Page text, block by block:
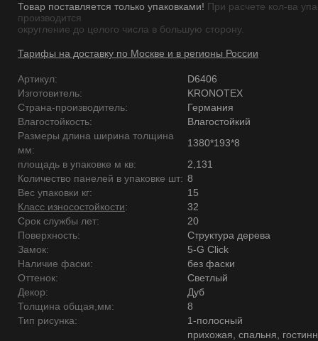
Товар поставляется только упаковками! При расчете кол-ва
производится
округление до целого числа в большую сторону.
Тарифы на доставку по Москве и в регионы России
Артикул:
D6406
Изготовитель:
KRONOTEX
Страна-производитель:
Германия
Влагостойкость:
Влагостойкий
Размеры длина ширина толщина
мм:
1380*193*8
площадь в упаковке м кв:
2,131
Количество панелей в упаковке шт: 8
Вес упаковки кг:
15
Класс износостойкости:
32
Срок службы лет:
20
Поверхность:
Структура дерева
Замок:
5-G Click
Наличие фаски:
без фаски
Оттенок:
Светлый
Декор:
Дуб
Толщина общая,мм:
8
Тип рисунка:
1-полосный
прихожая, спальня,